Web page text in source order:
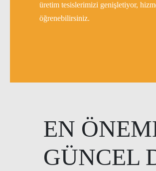
üretim tesislerimizi genişletiyor,
öğrenebilirsiniz.
EN
GÜNCEL